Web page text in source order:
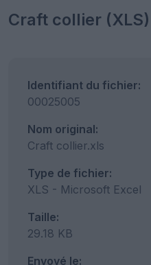
Craft collier (XLS)
Identifiant du fichier:
00025005
Nom original:
Craft collier.xls
Type de fichier:
XLS - Microsoft Excel
Taille:
29.18 KB
Envoyé le: